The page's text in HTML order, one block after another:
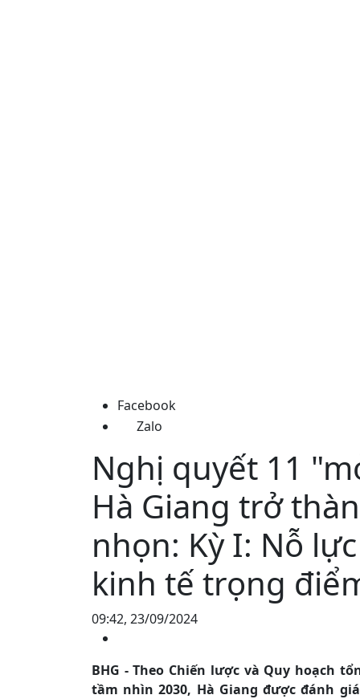
Facebook
Zalo
Nghị quyết 11
Hà Giang trở
nhọn: Kỳ I: Nỗ
kinh tế trọng
09:42, 23/09/2024
BHG - Theo Chiến lược và Quy hoạch
tầm nhìn 2030, Hà Giang được đánh